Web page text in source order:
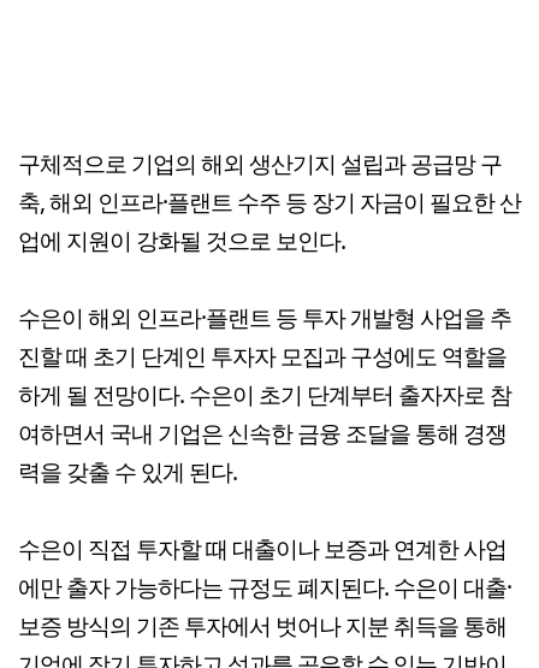
구체적으로 기업의 해외 생산기지 설립과 공급망 구
축, 해외 인프라·플랜트 수주 등 장기 자금이 필요한 산
업에 지원이 강화될 것으로 보인다.
수은이 해외 인프라·플랜트 등 투자 개발형 사업을 추
진할 때 초기 단계인 투자자 모집과 구성에도 역할을
하게 될 전망이다. 수은이 초기 단계부터 출자자로 참
여하면서 국내 기업은 신속한 금융 조달을 통해 경쟁
력을 갖출 수 있게 된다.
수은이 직접 투자할 때 대출이나 보증과 연계한 사업
에만 출자 가능하다는 규정도 폐지된다. 수은이 대출·
보증 방식의 기존 투자에서 벗어나 지분 취득을 통해